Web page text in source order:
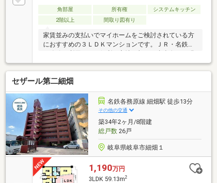
角部屋 所有権
システムキッチン
2階以上
間取り図有り
家賃並みの支払いでマイホームをご検討されている方
におすすめの３ＬＤＫマンションです。ＪＲ・名鉄の
るく開放感のある住空間が魅力。空家のためご都合に
合わせてゆっくりご見学いただけます。リフォームを
加えて理想のお住まいを実現したい方にもおすすめで
す。
セザール第二細畑
名鉄各務原線 細畑駅 徒歩13分
その他の交通
築34年2ヶ月/8階建
総戸数26戸
岐阜県岐阜市細畑１
1,190万円
3LDK 59.13m2